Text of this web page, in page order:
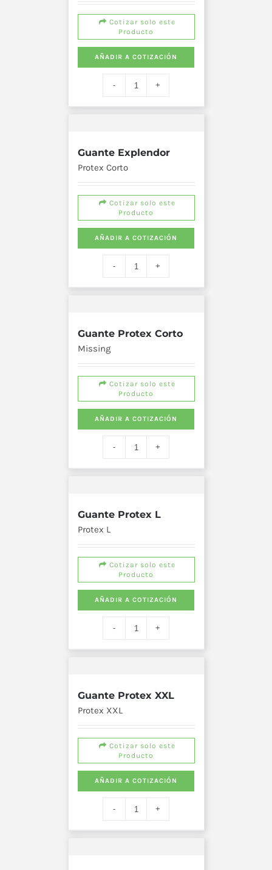
Cotizar solo este
Producto
AÑADIR A COTIZACIÓN
Guante Explendor
Protex Corto
Cotizar solo este
Producto
AÑADIR A COTIZACIÓN
Guante Protex Corto
Missing
Cotizar solo este
Producto
AÑADIR A COTIZACIÓN
Guante Protex L
Protex L
Cotizar solo este
Producto
AÑADIR A COTIZACIÓN
Guante Protex XXL
Protex XXL
Cotizar solo este
Producto
AÑADIR A COTIZACIÓN